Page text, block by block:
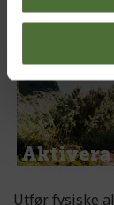
Utfør fysiske